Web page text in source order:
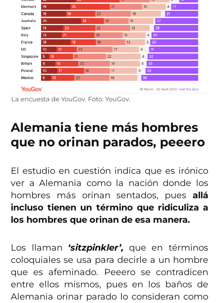
La encuesta de YouGov. Foto: YouGov.
Alemania tiene más hombres
que no orinan parados, peeero
El estudio en cuestión indica que es irónico
ver a Alemania como la nación donde los
hombres más orinan sentados, pues allá
incluso tienen un término que ridiculiza a
los hombres que orinan de esa manera.
Los llaman ‘sitzpinkler’, que en términos
coloquiales se usa para decirle a un hombre
que es afeminado. Peeero se contradicen
entre ellos mismos, pues en los baños de
Alemania orinar parado lo consideran como